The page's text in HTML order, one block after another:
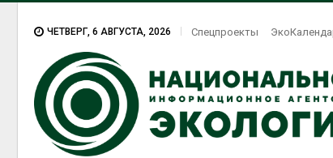
ЧЕТВЕРГ, 6 АВГУСТА, 2026 Спецпроекты